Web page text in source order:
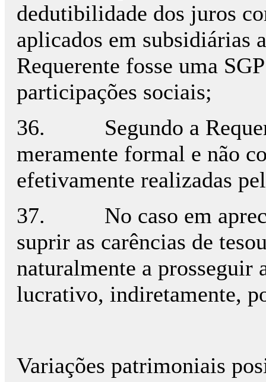
dedutibilidade dos juros
aplicados em subsidiárias
Requerente fosse uma
participações sociais;
36. Segundo a
meramente formal e não
efetivamente realizadas
37. No caso em
suprir as carências de
naturalmente a prosseguir
lucrativo, indiretamente,
Variações patrimoniais